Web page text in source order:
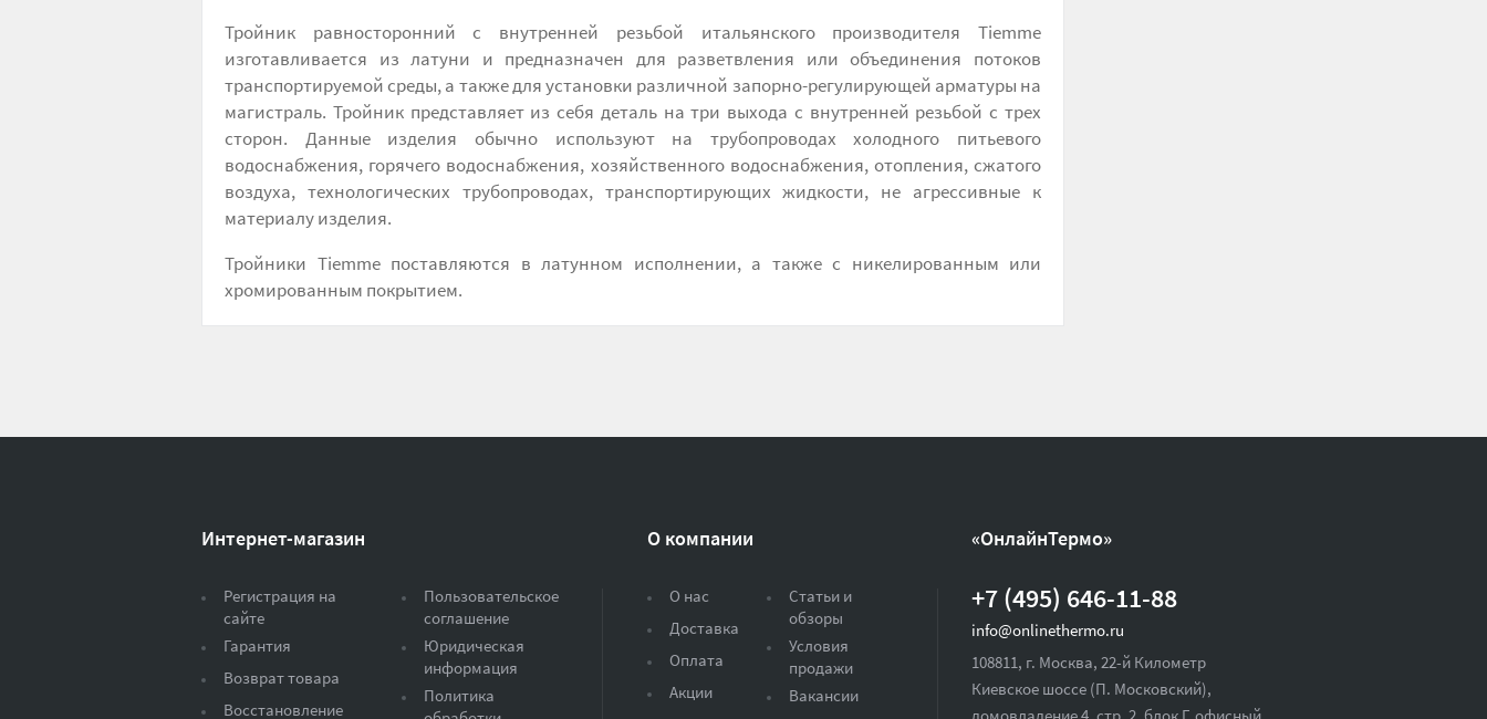
Тройник равносторонний с внутренней резьбой итальянского производителя Tiemme
изготавливается из латуни и предназначен для разветвления или объединения потоков
транспортируемой среды, а также для установки различной запорно-регулирующей арматуры на
магистраль. Тройник представляет из себя деталь на три выхода с внутренней резьбой с трех
сторон. Данные изделия обычно используют на трубопроводах холодного питьевого
водоснабжения, горячего водоснабжения, хозяйственного водоснабжения, отопления, сжатого
воздуха, технологических трубопроводах, транспортирующих жидкости, не агрессивные к
материалу изделия.
Тройники Tiemme поставляются в латунном исполнении, а также с никелированным или
хромированным покрытием.
Интернет-магазин
Регистрация на
сайте
Гарантия
Возврат товара
Восстановление
Пользовательское
соглашение
Юридическая
информация
Политика
О компании
О нас
Доставка
Оплата
Акции
Статьи и
обзоры
Условия
продажи
Вакансии
«ОнлайнТермо»
+7 (495) 646-11-88
info@onlinethermo.ru
108811, г. Москва, 22-й Километр
Киевское шоссе (П. Московский),